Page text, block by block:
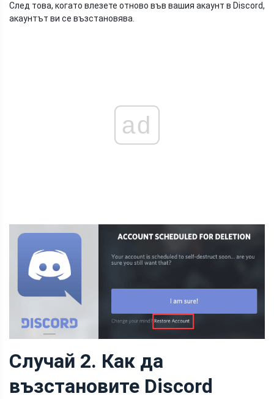
След това, когато влезете отново във вашия акаунт в Discord,
акаунтът ви се възстановява.
ad
Случай 2. Как да
възстановите Discord